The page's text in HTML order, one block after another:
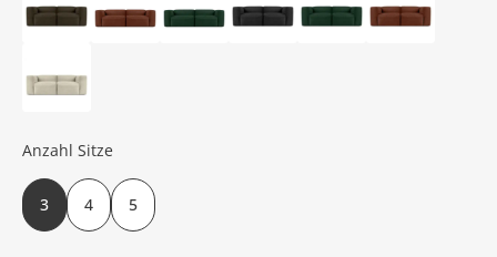
Anzahl Sitze
3 4 5